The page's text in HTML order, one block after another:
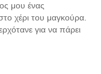
μου ένας
χέρι του μαγκούρα.
για να πάρει